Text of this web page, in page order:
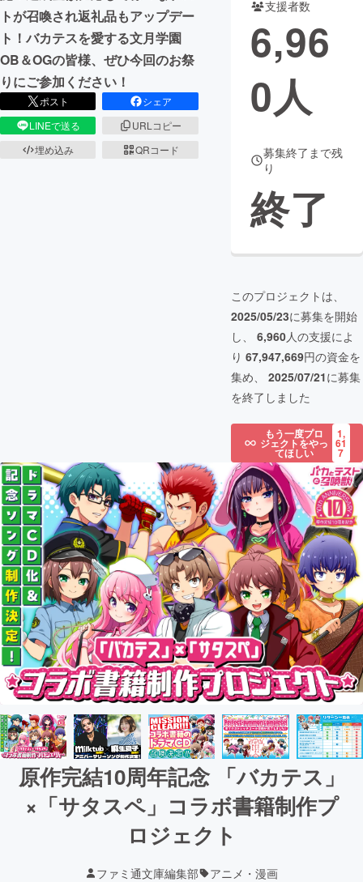
トが召喚され返礼品もアップデー
ト！バカテスを愛する文月学園
OB＆OGの皆様、ぜひ今回のお祭
りにご参加ください！
ポスト
シェア
LINEで送る
URLコピー
埋め込み
QRコード
支援者数
6,96
0人
募集終了まで残
り
終了
このプロジェクトは、
2025/05/23に募集を開始
し、 6,960人の支援によ
り 67,947,669円の資金を
集め、 2025/07/21に募集
を終了しました
もう一度プロ
ジェクトをやっ
てほしい
1,
61
7
原作完結10周年記念 「バカテス」
×「サタスペ」コラボ書籍制作プ
ロジェクト
ファミ通文庫編集部 アニメ・漫画